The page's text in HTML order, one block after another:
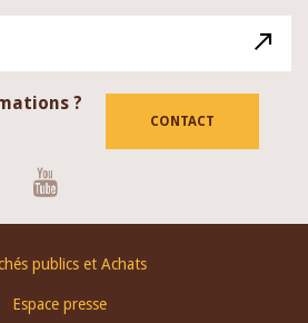
?
CONTACT
publics et Achats
Espace presse